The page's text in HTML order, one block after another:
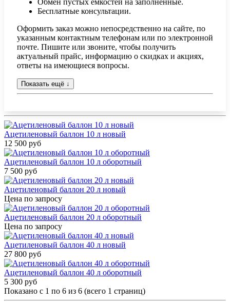
Обмен пустых емкостей на заполненные.
Бесплатные консультации.
Оформить заказ можно непосредственно на сайте, по
указанным контактным телефонам или по электронной
почте. Пишите или звоните, чтобы получить
актуальный прайс, информацию о скидках и акциях,
ответы на имеющиеся вопросы.
Показать ещё ↓
Ацетиленовый баллон 10 л новый
12 500 руб
Ацетиленовый баллон 10 л оборотный
7 500 руб
Ацетиленовый баллон 20 л новый
Цена по запросу
Ацетиленовый баллон 20 л оборотный
Цена по запросу
Ацетиленовый баллон 40 л новый
27 800 руб
Ацетиленовый баллон 40 л оборотный
5 300 руб
Показано с 1 по 6 из 6 (всего 1 страниц)